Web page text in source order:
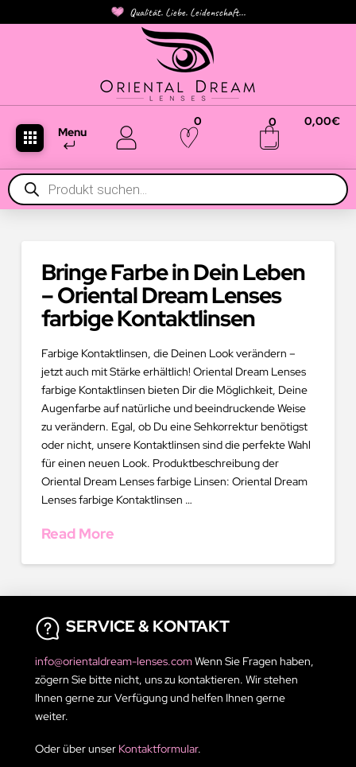
Qualität. Liebe. Leidenschaft...
Menu
0 0 0,00€
Products
search
Bringe Farbe in Dein Leben
– Oriental Dream Lenses
farbige Kontaktlinsen
Farbige Kontaktlinsen, die Deinen Look verändern –
jetzt auch mit Stärke erhältlich! Oriental Dream Lenses
farbige Kontaktlinsen bieten Dir die Möglichkeit, Deine
Augenfarbe auf natürliche und beeindruckende Weise
zu verändern. Egal, ob Du eine Sehkorrektur benötigst
oder nicht, unsere Kontaktlinsen sind die perfekte Wahl
für einen neuen Look. Produktbeschreibung der
Oriental Dream Lenses farbige Linsen: Oriental Dream
Lenses farbige Kontaktlinsen …
Read More
SERVICE & KONTAKT
info@orientaldream-lenses.comWenn Sie Fragen haben,
zögern Sie bitte nicht, uns zu kontaktieren. Wir stehen
Ihnen gerne zur Verfügung und helfen Ihnen gerne
weiter.
Oder über unser Kontaktformular.